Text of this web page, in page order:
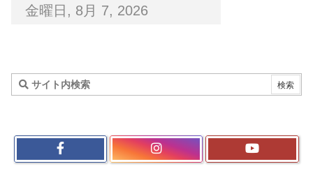
金曜日, 8月 7, 2026